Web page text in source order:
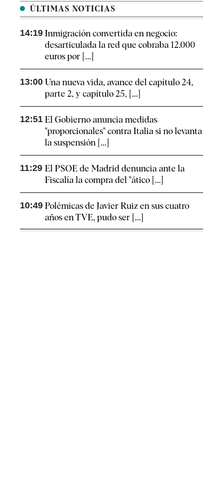
ÚLTIMAS NOTICIAS
14:19 Inmigración convertida en negocio:
desarticulada la red que cobraba 12.000
euros por [...]
13:00 Una nueva vida, avance del capítulo 24,
parte 2, y capítulo 25, [...]
12:51 El Gobierno anuncia medidas
"proporcionales" contra Italia si no levanta
la suspensión [...]
11:29 El PSOE de Madrid denuncia ante la
Fiscalía la compra del "ático [...]
10:49 Polémicas de Javier Ruiz en sus cuatro
años en TVE, pudo ser [...]